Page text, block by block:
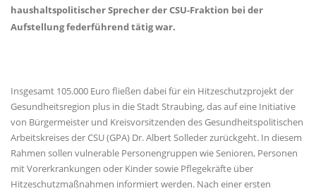
haushaltspolitischer Sprecher der CSU-Fraktion bei der
Aufstellung federführend tätig war.
Insgesamt 105.000 Euro fließen dabei für ein Hitzeschutzprojekt der
Gesundheitsregion plus in die Stadt Straubing, das auf eine Initiative
von Bürgermeister und Kreisvorsitzenden des Gesundheitspolitischen
Arbeitskreises der CSU (GPA) Dr. Albert Solleder zurückgeht. In diesem
Rahmen sollen vulnerable Personengruppen wie Senioren, Personen
mit Vorerkrankungen oder Kinder sowie Pflegekräfte über
Hitzeschutzmaßnahmen informiert werden. Nach einer ersten